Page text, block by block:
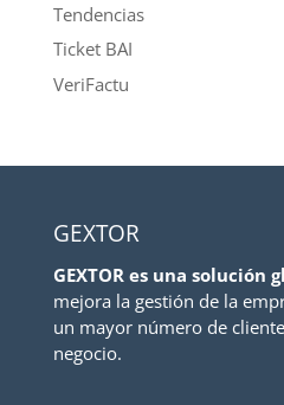
Tendencias
Ticket BAI
VeriFactu
GEXTOR
GEXTOR es una solución
mejora la gestión de la
un mayor número de
negocio.